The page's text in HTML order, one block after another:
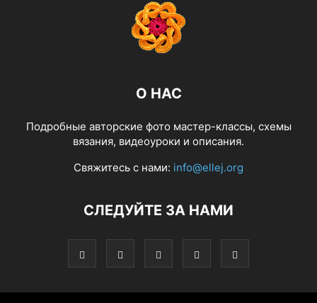
О НАС
Подробные авторские фото мастер-классы, схемы
вязания, видеоуроки и описания.
Свяжитесь с нами: info@ellej.org
СЛЕДУЙТЕ ЗА НАМИ